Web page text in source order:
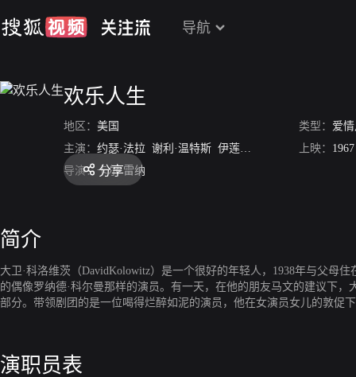
导航
欢乐人生
地区： 美国 类型： 爱
主演： 约瑟·法拉 谢利·温特斯 伊莲·梅 唐·里克莱斯
上映： 1967
导演： 卡尔·雷纳
分享
简介
大卫·科洛维茨（DavidKolowitz）是一个很好的年轻人，1938年与父母
的偶像罗纳德·科尔曼那样的演员。有一天，在他的朋友马文的建议下
部分。带领剧团的是一位喝得烂醉如泥的演员，他在女演员女儿的敦
演职员表